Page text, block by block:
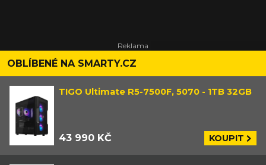
OBLÍBENÉ NA SMARTY.CZ
TIGO Ultimate R5-7500F, 5070 - 1TB 32GB
43 990 KČ KOUPIT